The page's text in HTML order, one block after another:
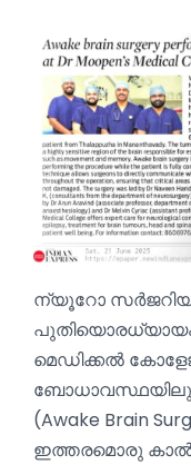
ന്യൂറോ
മെഡിക്കൽ
(Awake Brain
ഇത്തരമൊരു